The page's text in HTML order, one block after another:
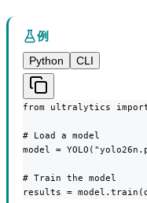
例
Python
CLI
from ultralytics import
# Load a model
model =
# Train the model
results =